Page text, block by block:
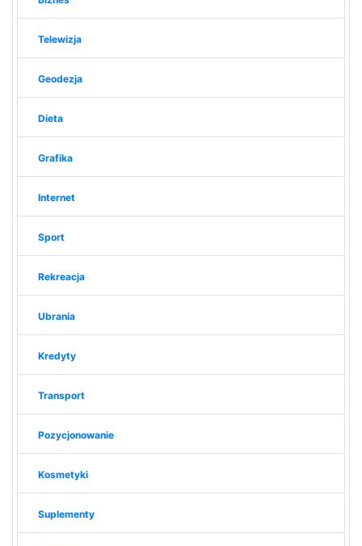
Telewizja
Geodezja
Dieta
Grafika
Internet
Sport
Rekreacja
Ubrania
Kredyty
Transport
Pozycjonowanie
Kosmetyki
Suplementy